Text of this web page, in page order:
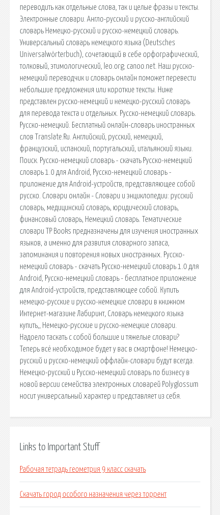
переводить как отдельные слова, так и целые фразы и тексты.
Электронные словари. Англо-русский и русско-английский
словарь Немецко-русский и русско-немецкий словарь.
Универсальный словарь немецкого языка (Deutsches
Universalwörterbuch), сочетающий в себе орфографический,
толковый, этимологический, leo.org; canoo.net. Наш русско-
немецкий переводчик и словарь онлайн поможет перевести
небольшие предложения или короткие тексты. Ниже
представлен русско-немецкий и немецко-русский словарь
для перевода текста и отдельных. Русско-немецкий словарь.
Русско-немецкий. Бесплатный онлайн-словарь иностранных
слов Translate.Ru. Английский, русский, немецкий,
французский, испанский, португальский, итальянский языки.
Поиск. Русско-немецкий словарь - скачать Русско-немецкий
словарь 1.0 для Android, Русско-немецкий словарь -
приложение для Android-устройств, представляющее собой
русско. Словари онлайн - Словари и энциклопедии: русский
словарь, медицинский словарь, юридический словарь,
финансовый словарь, Немецкий словарь. Тематические
словари TP Books предназначены для изучения иностранных
языков, а именно для развития словарного запаса,
запоминания и повторения новых иностранных. Русско-
немецкий словарь - скачать Русско-немецкий словарь 1.0 для
Android, Русско-немецкий словарь - бесплатное приложение
для Android-устройств, представляющее собой. Купить
немецко-русские и русско-немецкие словари в книжном
Интернет-магазине Лабиринт, Словарь немецкого языка
купить,, Немецко-русские и русско-немецкие словари.
Надоело таскать с собой большие и тяжелые словари?
Теперь всё необходимое будет у вас в смартфоне! Немецко-
русский и русско-немецкий оффлайн-словари будут всегда.
Немецко-русский и Русско-немецкий словарь по бизнесу в
новой версии семейства электронных словарей Polyglossum
носит универсальный характер и представляет из себя.
Links to Important Stuff
Рабочая тетрадь геометрия 9 класс скачать
Скачать город особого назначения через торрент